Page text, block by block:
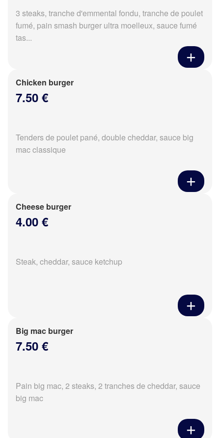
3 steaks, tranche d'emmental fondu, tranche de poulet
fumé, pain smash burger ultra moelleux, sauce fumé
tas...
Chicken burger
7.50 €
Tenders de poulet pané, double cheddar, sauce big
mac classique
Cheese burger
4.00 €
Steak, cheddar, sauce ketchup
Big mac burger
7.50 €
Pain big mac, 2 steaks, 2 tranches de cheddar, sauce
big mac